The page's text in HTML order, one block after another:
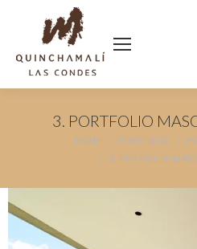
3. PORTFOLIO
You are here:HOME PORTFOLIO
3. PORTFOLIO